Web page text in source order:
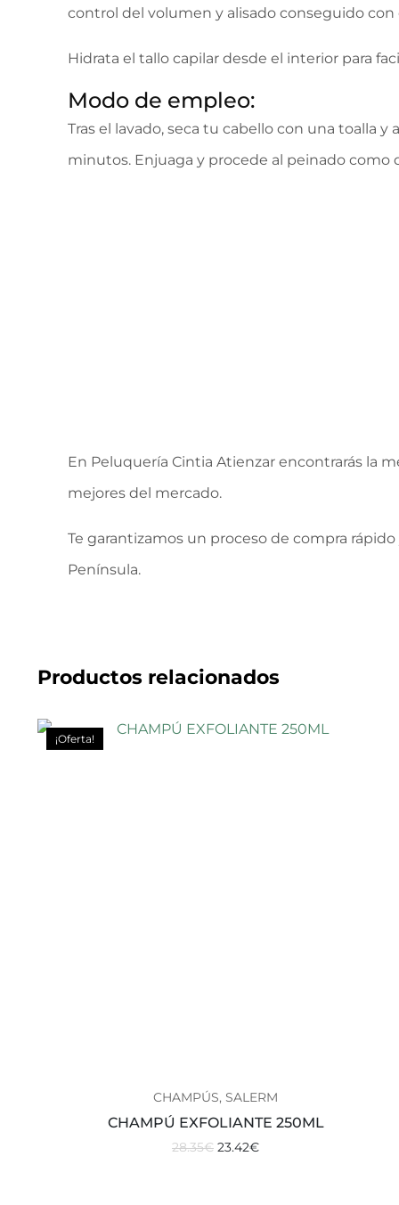
control del volumen y alisado conseguido con
Hidrata el tallo capilar desde el interior para
Modo de empleo:
Tras el lavado, seca tu cabello con una toalla
minutos. Enjuaga y procede al peinado como
En Peluquería Cintia Atienzar encontrarás la
mejores del mercado.
Te garantizamos un proceso de compra
Península.
Productos relacionados
¡Oferta!
CHAMPÚS, SALERM
CHAMPÚ EXFOLIANTE 250ML
28.35€ 23.42€